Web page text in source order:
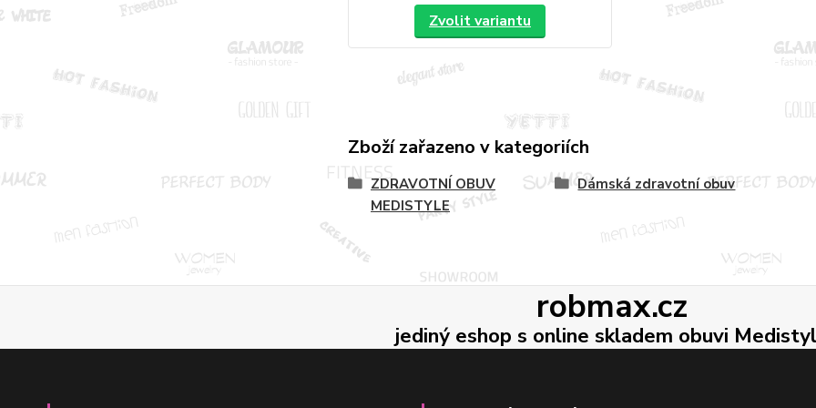
Zvolit variantu
Zboží zařazeno v kategoriích
ZDRAVOTNÍ OBUV
MEDISTYLE
Dámská zdravotní obuv
robmax.cz
jediný eshop s online skladem obuvi